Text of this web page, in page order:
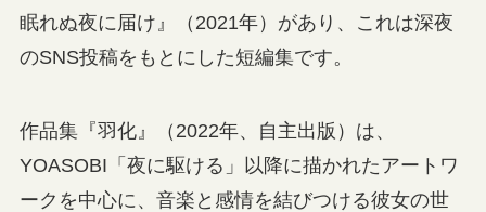
眠れぬ夜に届け』（2021年）があり、これは深夜
のSNS投稿をもとにした短編集です。
作品集『羽化』（2022年、自主出版）は、
YOASOBI「夜に駆ける」以降に描かれたアートワ
ークを中心に、音楽と感情を結びつける彼女の世